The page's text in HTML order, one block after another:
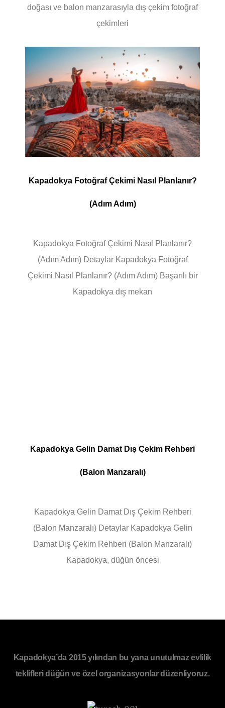
doğası ve balon manzarasıyla dış çekim fotoğraf
çekimleri
Kapadokya Fotoğraf Çekimi Nasıl Planlanır?
(Adım Adım)
Kapadokya Fotoğraf Çekimi Nasıl Planlanır?
(Adım Adım) Detaylar Kapadokya Fotoğraf
Çekimi Nasıl Planlanır? (Adım Adım) Başarılı bir
Kapadokya dış mekan
Kapadokya Gelin Damat Dış Çekim Rehberi
(Balon Manzaralı)
Kapadokya Gelin Damat Dış Çekim Rehberi
(Balon Manzaralı) Detaylar Kapadokya Gelin
Damat Dış Çekim Rehberi (Balon Manzaralı)
Kapadokya, düğün öncesi
Kapadokya’da 2015 yılından bu yana unutulmaz evlilik
teklifleri düğün ve özel organizasyonlar düzenliyoruz.